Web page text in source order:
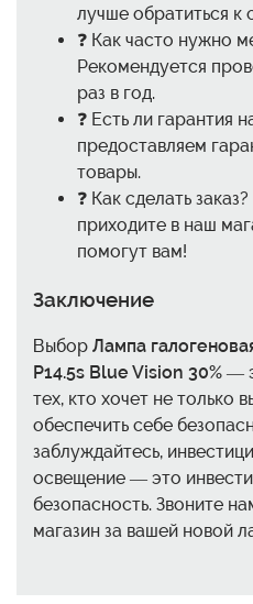
лучше обратиться к
❓ Как часто нужно
Рекомендуется
раз в год.
❓ Есть ли гарантия
предоставляем
товары.
❓ Как сделать
приходите в наш
помогут вам!
Заключение
Выбор Лампа
P14.5s Blue Vision 30% —
тех, кто хочет не только
обеспечить себе
заблуждайтесь,
освещение — это
безопасность. Звоните
магазин за вашей новой